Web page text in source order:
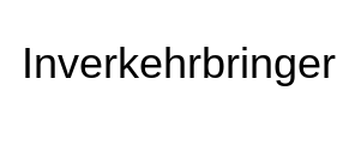
Inverkehrbringer